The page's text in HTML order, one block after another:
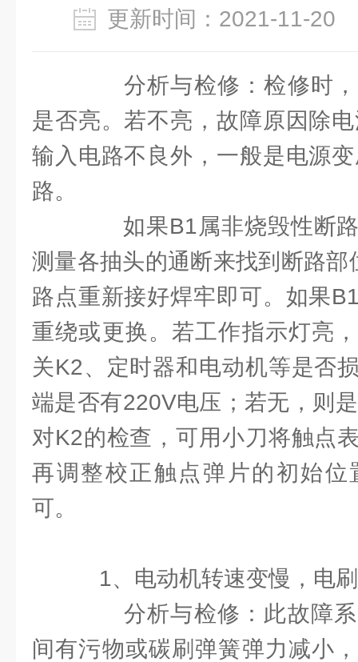
更新时间：2021-11-
分析与检修：检修时，
是否亮。若不亮，故障原因除
输入电路不良外，一般是电源
路。
如果B1属非烧毁性断路
测量各抽头的通断来找到断路
路点重新接好焊牢即可。如果
重绕或更换。若工作指示灯亮
关K2、定时器和电动机等是否
端是否有220V电压；若无，则
对K2的检查，可用小刀将触点
再调整校正触点弹片的初始位
可。
1、电动机转速变慢，电
分析与检修：此故障系
间有污物或碳刷弹簧弹力减小